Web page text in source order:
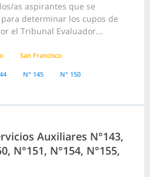
as aspirantes que se
determinar los cupos de
el Tribunal Evaluador...
San Francisco
N° 145 N° 150
Auxiliares N°143,
N°151, N°154, N°155,